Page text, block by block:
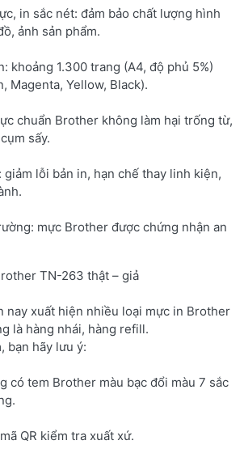
in sắc nét: đảm bảo chất lượng hình
ảnh sản phẩm.
khoảng 1.300 trang (A4, độ phủ 5%)
Magenta, Yellow, Black).
chuẩn Brother không làm hại trống từ,
sấy.
giảm lỗi bản in, hạn chế thay linh kiện,
mực Brother được chứng nhận an
TN-263 thật – giả
nay xuất hiện nhiều loại mực in Brother
là hàng nhái, hàng refill.
bạn hãy lưu ý:
có tem Brother màu bạc đổi màu 7 sắc
QR kiểm tra xuất xứ.